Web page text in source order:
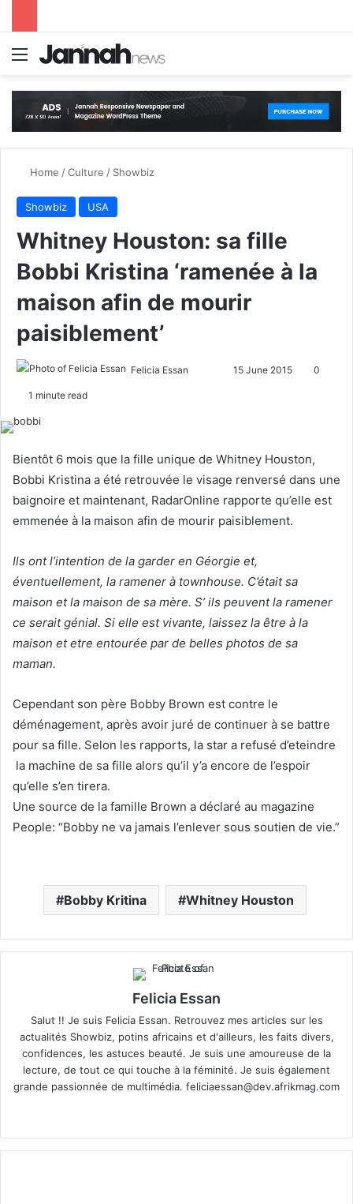
Menu
Home /Culture / Showbiz
Showbiz USA
Whitney Houston: sa fille
Bobbi Kristina ‘ramenée à la
maison afin de mourir
paisiblement’
Felicia Essan
w
o
n
X
e
m
a
l
15 June 2015 0
1 minute read
Bientôt 6 mois que la fille unique de Whitney Houston,
Bobbi Kristina a été retrouvée le visage renversé dans une
baignoire et maintenant, RadarOnline rapporte qu’elle est
emmenée à la maison afin de mourir paisiblement.
Ils ont l’intention de la garder en Géorgie et,
éventuellement, la ramener à townhouse. C’était sa
maison et la maison de sa mère. S’ ils peuvent la ramener
ce serait génial. Si elle est vivante, laissez la être à la
maison et etre entourée par de belles photos de sa
maman.
Cependant son père Bobby Brown est contre le
déménagement, après avoir juré de continuer à se battre
pour sa fille. Selon les rapports, la star a refusé d’eteindre
la machine de sa fille alors qu’il y’a encore de l’espoir
qu’elle s’en tirera.
Une source de la famille Brown a déclaré au magazine
People: “Bobby ne va jamais l’enlever sous soutien de vie.”
Bobby Kritina Whitney Houston
Felicia Essan
Salut !! Je suis Felicia Essan. Retrouvez mes articles sur les
actualités Showbiz, potins africains et d'ailleurs, les faits divers,
confidences, les astuces beauté. Je suis une amoureuse de la
lecture, de tout ce qui touche à la féminité. Je suis également
grande passionnée de multimédia. feliciaessan@dev.afrikmag.com
te